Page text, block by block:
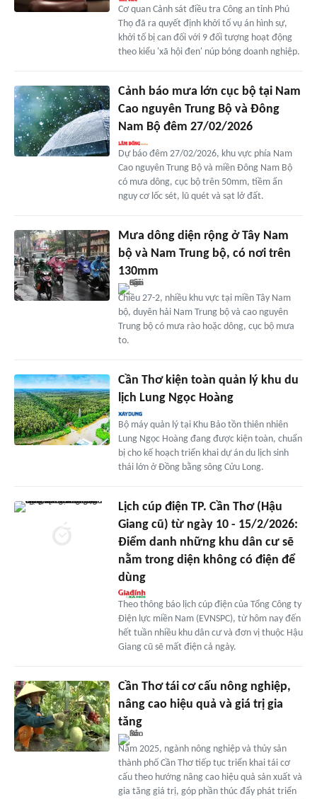
Cơ quan Cảnh sát điều tra Công an tỉnh Phú
Thọ đã ra quyết định khởi tố vụ án hình sự,
khởi tố bị can đối với 9 đối tượng hoạt động
theo kiểu 'xã hội đen' núp bóng doanh nghiệp.
Cảnh báo mưa lớn cục bộ tại Nam
Cao nguyên Trung Bộ và Đông
Nam Bộ đêm 27/02/2026
Dự báo đêm 27/02/2026, khu vực phía Nam
Cao nguyên Trung Bộ và miền Đông Nam Bộ
có mưa dông, cục bộ trên 50mm, tiềm ẩn
nguy cơ lốc sét, lũ quét và sạt lở đất.
Mưa dông diện rộng ở Tây Nam
bộ và Nam Trung bộ, có nơi trên
130mm
Chiều 27-2, nhiều khu vực tại miền Tây Nam
bộ, duyên hải Nam Trung bộ và cao nguyên
Trung bộ có mưa rào hoặc dông, cục bộ mưa
to.
Cần Thơ kiện toàn quản lý khu du
lịch Lung Ngọc Hoàng
Bộ máy quản lý tại Khu Bảo tồn thiên nhiên
Lung Ngọc Hoàng đang được kiện toàn, chuẩn
bị cho kế hoạch triển khai dự án du lịch sinh
thái lớn ở Đồng bằng sông Cửu Long.
Lịch cúp điện TP. Cần Thơ (Hậu
Giang cũ) từ ngày 10 - 15/2/2026:
Điểm danh những khu dân cư sẽ
nằm trong diện không có điện để
dùng
Theo thông báo lịch cúp điện của Tổng Công ty
Điện lực miền Nam (EVNSPC), từ hôm nay đến
hết tuần nhiều khu dân cư và đơn vị thuộc Hậu
Giang cũ sẽ mất điện cả ngày.
Cần Thơ tái cơ cấu nông nghiệp,
nâng cao hiệu quả và giá trị gia
tăng
Năm 2025, ngành nông nghiệp và thủy sản
thành phố Cần Thơ tiếp tục triển khai tái cơ
cấu theo hướng nâng cao hiệu quả sản xuất và
gia tăng giá trị, góp phần thúc đẩy phát triển